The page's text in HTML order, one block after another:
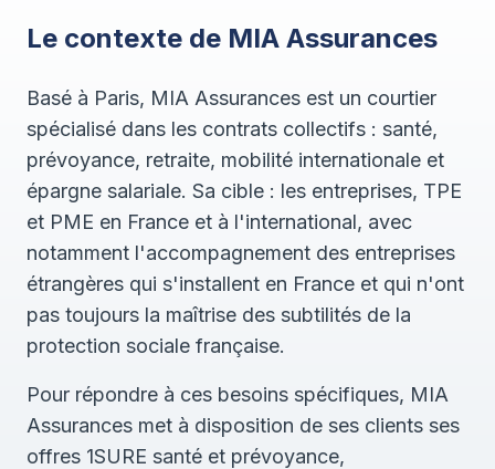
Le contexte de MIA Assurances
Basé à Paris, MIA Assurances est un courtier
spécialisé dans les contrats collectifs : santé,
prévoyance, retraite, mobilité internationale et
épargne salariale. Sa cible : les entreprises, TPE
et PME en France et à l'international, avec
notamment l'accompagnement des entreprises
étrangères qui s'installent en France et qui n'ont
pas toujours la maîtrise des subtilités de la
protection sociale française.
Pour répondre à ces besoins spécifiques, MIA
Assurances met à disposition de ses clients ses
offres 1SURE santé et prévoyance,